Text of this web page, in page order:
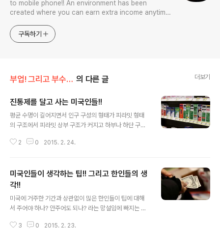
to mobile phone!! An environment has been
created where you can earn extra income anytime,
competition. Now let’s turn our eyes to the world!
You can enter
구독하기
부업! 그리고 부수입!! 의 다른 글 더보기
진통제를 달고 사는 미국인들!!
평균 수명이 길어지면서 인구 구성의 형태가 피라밋 형태
의 구조에서 피라밋 상부 구조가 커지고 하부나 하단 구조
제 활동을 해야 하는 노동 인구가 줄면서 사회 복지 예산을
태어난 한국, 그리고 인접 국가인 일본은 오래전 부터 이러
한 사회적인 문제로 골머리를 앓고 있다 합니다. 이런 장년
이상의 인구가 많아지다 보니 그들의 병원 출입이 자주 발
생을 하게 되는데 의사들은 미국 장년층 이상의 환자가 관
소를 하면 진통제를 처방을 해주는 경우가 허다한데 이러
2 0 2015. 2. 24.
미국인들이 생각하는 팁!! 그리고 한인들의 생
각!!
미국에 거주한 기간과 상관없이 믾은 한인들이 팁에 대해
서 주어야 하나? 안주어도 되나? 라는 망설임에 빠지는 경
3 0 2015. 2. 23.